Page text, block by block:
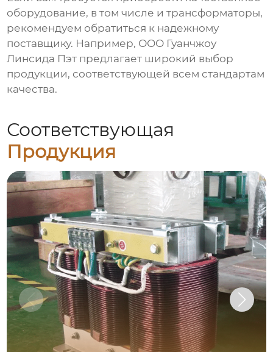
оборудование, в том числе и трансформаторы,
рекомендуем обратиться к надежному
поставщику. Например, ООО Гуанчжоу
Линсида Пэт предлагает широкий выбор
продукции, соответствующей всем стандартам
качества.
Соответствующая
Продукция